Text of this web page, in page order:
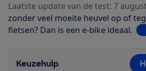
Laatste update van de test: 7
zonder veel moeite heuvel op of
fietsen? Dan is een e-bike ideaal.
Keuzehulp